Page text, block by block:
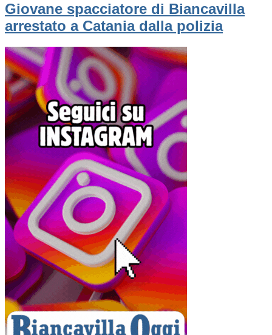
Giovane spacciatore di Biancavilla
arrestato a Catania dalla polizia